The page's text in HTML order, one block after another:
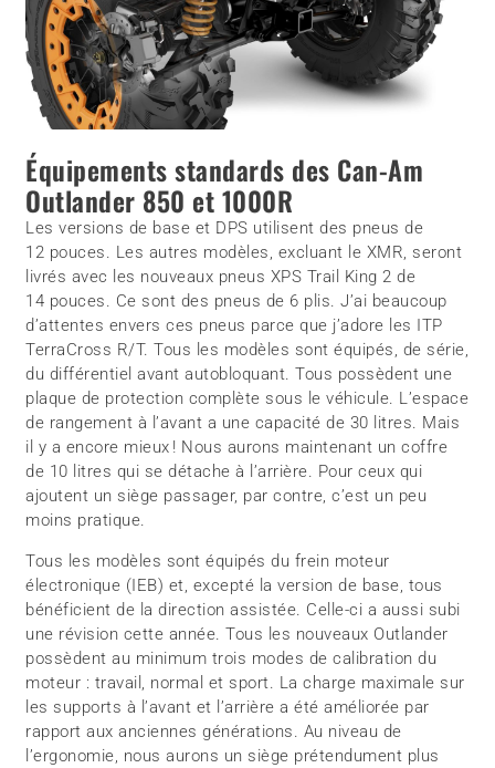
Équipements standards des Can-Am
Outlander 850 et 1000R
Les versions de base et DPS utilisent des pneus de
12 pouces. Les autres modèles, excluant le XMR, seront
livrés avec les nouveaux pneus XPS Trail King 2 de
14 pouces. Ce sont des pneus de 6 plis. J’ai beaucoup
d’attentes envers ces pneus parce que j’adore les ITP
TerraCross R/T. Tous les modèles sont équipés, de série,
du différentiel avant autobloquant. Tous possèdent une
plaque de protection complète sous le véhicule. L’espace
de rangement à l’avant a une capacité de 30 litres. Mais
il y a encore mieux ! Nous aurons maintenant un coffre
de 10 litres qui se détache à l’arrière. Pour ceux qui
ajoutent un siège passager, par contre, c’est un peu
moins pratique.
Tous les modèles sont équipés du frein moteur
électronique (IEB) et, excepté la version de base, tous
bénéficient de la direction assistée. Celle-ci a aussi subi
une révision cette année. Tous les nouveaux Outlander
possèdent au minimum trois modes de calibration du
moteur : travail, normal et sport. La charge maximale sur
les supports à l’avant et l’arrière a été améliorée par
rapport aux anciennes générations. Au niveau de
l’ergonomie, nous aurons un siège prétendument plus